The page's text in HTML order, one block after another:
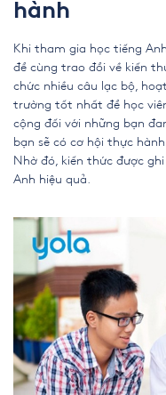
hành
Khi tham gia học tiếng
để cùng trao đổi về kiến
chức nhiều câu lạc bộ,
trường tốt nhất để học
cộng đối với những bạn
bạn sẽ có cơ hội thực
Nhờ đó, kiến thức được
Anh hiệu quả.